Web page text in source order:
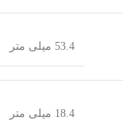
53.4 میلی متر
18.4 میلی متر